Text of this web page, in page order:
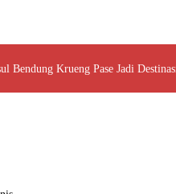
Bendung Krueng Pase Jadi